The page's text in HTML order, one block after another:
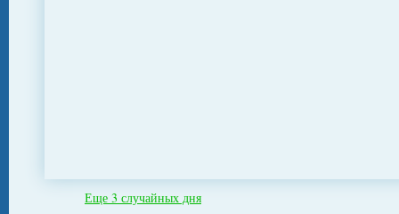
Еще 3 случайных дня